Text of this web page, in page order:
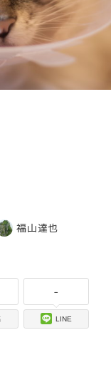
福山達也
-
LINE